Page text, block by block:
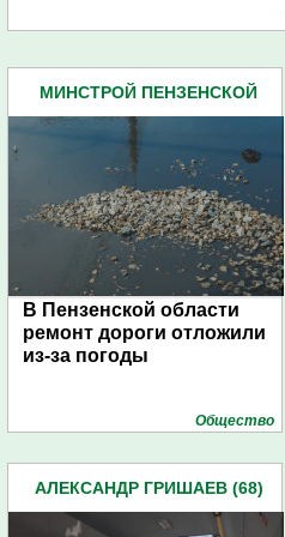
МИНСТРОЙ ПЕНЗЕНСКОЙ
В Пензенской области
ремонт дороги отложили
из-за погоды
Общество
АЛЕКСАНДР ГРИШАЕВ (68)